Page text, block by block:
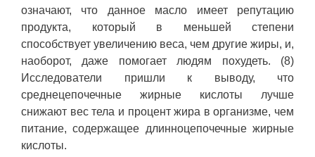
означают, что данное масло имеет репутацию
продукта, который в меньшей степени
способствует увеличению веса, чем другие жиры, и,
наоборот, даже помогает людям похудеть. (8)
Исследователи пришли к выводу, что
среднецепочечные жирные кислоты лучше
снижают вес тела и процент жира в организме, чем
питание, содержащее длинноцепочечные жирные
кислоты.